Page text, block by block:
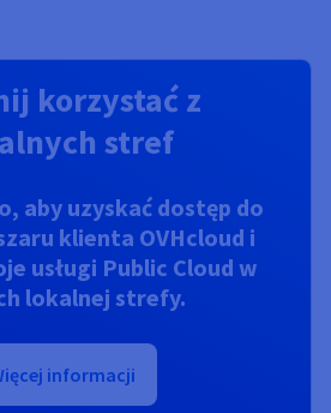
korzystać z
stref
aby uzyskać dostęp do
klienta OVHcloud i
usługi Public Cloud w
lokalnej strefy.
informacji